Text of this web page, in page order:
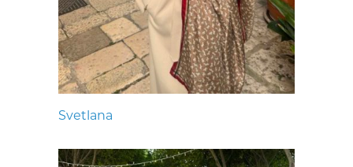
Svetlana